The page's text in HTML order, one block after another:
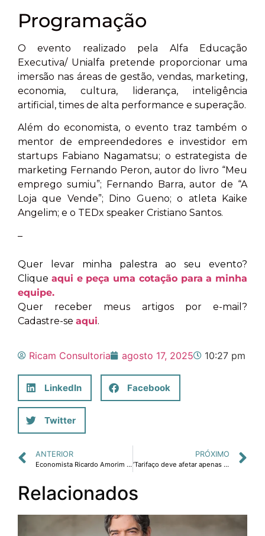
Programação
O evento realizado pela Alfa Educação
Executiva/ Unialfa pretende proporcionar uma
imersão nas áreas de gestão, vendas, marketing,
economia, cultura, liderança, inteligência
artificial, times de alta performance e superação.
Além do economista, o evento traz também o
mentor de empreendedores e investidor em
startups Fabiano Nagamatsu; o estrategista de
marketing Fernando Peron, autor do livro “Meu
emprego sumiu”; Fernando Barra, autor de “A
Loja que Vende”; Dino Gueno; o atleta Kaike
Angelim; e o TEDx speaker Cristiano Santos.
–
Quer levar minha palestra ao seu evento?
Clique aqui e peça uma cotação para a minha
equipe.
Quer receber meus artigos por e-mail?
Cadastre-se aqui.
Ricam Consultoria agosto 17, 2025 10:27 pm
LinkedIn Facebook
Twitter
ANTERIOR
Economista Ricardo Amorim é uma das atrações da Expoagas 2025
PRÓXIMO
‘Tarifaço deve afetar apenas 0,6% do PIB’, diz Ricardo Amorim em BH
Relacionados